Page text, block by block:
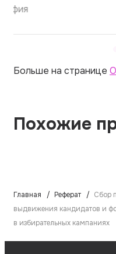
Алина
Больше на странице
Похожие
Главная Реферат
Сбор
выдвижения кандидатов и
в избирательных кампаниях